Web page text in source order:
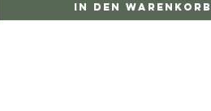
In den Warenkorb